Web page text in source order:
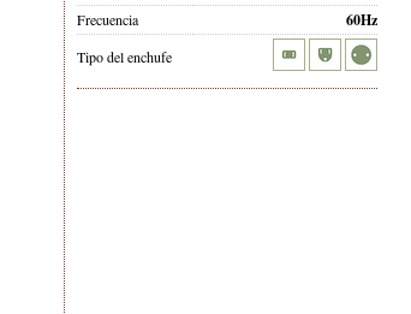
Frecuencia 60Hz
Tipo del enchufe